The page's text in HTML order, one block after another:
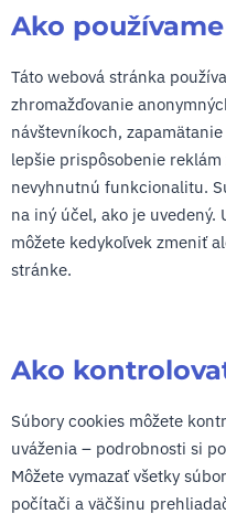
Ako
Táto webová stránka
zhromažďovanie
návštevníkoch,
lepšie prispôsobenie
nevyhnutnú funkcionalitu.
na iný účel, ako je uvedený.
môžete kedykoľvek zmeniť
stránke.
Ako
Súbory cookies môžete
uváženia – podrobnosti si
Môžete vymazať všetky
počítači a väčšinu